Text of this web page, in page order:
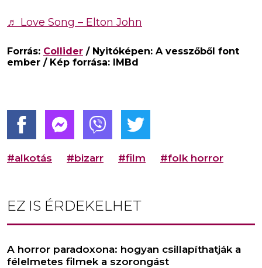
♬ Love Song – Elton John
Forrás: Collider / Nyitóképen: A vesszőből font
ember / Kép forrása: IMBd
#alkotás #bizarr #film #folk horror
EZ IS ÉRDEKELHET
A horror paradoxona: hogyan csillapíthatják a
félelmetes filmek a szorongást